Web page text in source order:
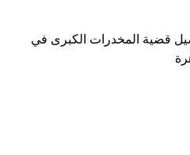
قضية المخدرات الكبرى في